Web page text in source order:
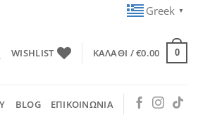
Greek ▼
WISHLIST ΚΑΛΆΘΙ /€0.00 0
BLOG ΕΠΙΚΟΙΝΩΝΙΑ